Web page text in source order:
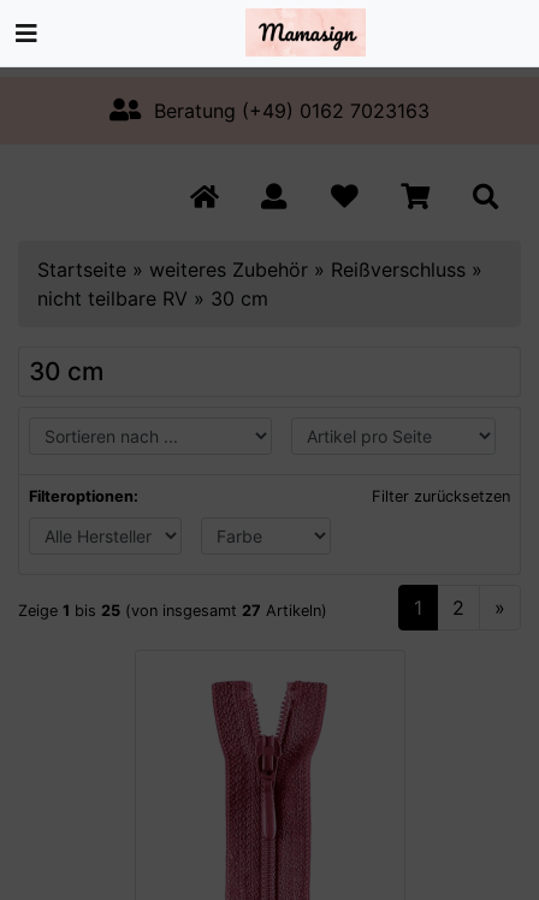
Beratung (+49) 0162 7023163
Startseite » weiteres Zubehör » Reißverschluss »
nicht teilbare RV » 30 cm
30 cm
Filteroptionen: Filter zurücksetzen
Zeige 1 bis 25 (von insgesamt 27 Artikeln) 1 2 »